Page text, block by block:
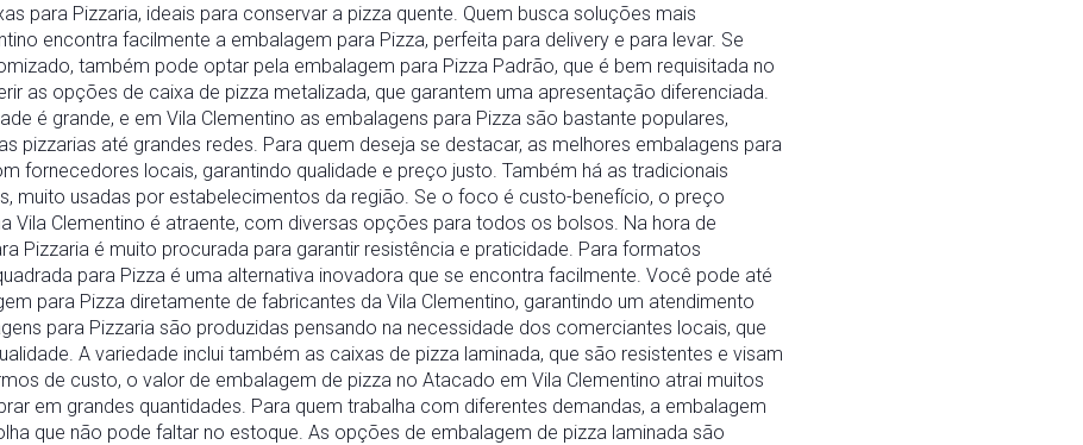
para Pizzaria, ideais para conservar a pizza quente. Quem busca soluções mais
encontra facilmente a embalagem para Pizza, perfeita para delivery e para levar. Se
também pode optar pela embalagem para Pizza Padrão, que é bem requisitada no
as opções de caixa de pizza metalizada, que garantem uma apresentação diferenciada.
é grande, e em Vila Clementino as embalagens para Pizza são bastante populares,
pizzarias até grandes redes. Para quem deseja se destacar, as melhores embalagens para
fornecedores locais, garantindo qualidade e preço justo. Também há as tradicionais
muito usadas por estabelecimentos da região. Se o foco é custo-benefício, o preço
Vila Clementino é atraente, com diversas opções para todos os bolsos. Na hora de
Pizzaria é muito procurada para garantir resistência e praticidade. Para formatos
para Pizza é uma alternativa inovadora que se encontra facilmente. Você pode até
para Pizza diretamente de fabricantes da Vila Clementino, garantindo um atendimento
para Pizzaria são produzidas pensando na necessidade dos comerciantes locais, que
A variedade inclui também as caixas de pizza laminada, que são resistentes e visam
de custo, o valor de embalagem de pizza no Atacado em Vila Clementino atrai muitos
em grandes quantidades. Para quem trabalha com diferentes demandas, a embalagem
que não pode faltar no estoque. As opções de embalagem de pizza laminada são